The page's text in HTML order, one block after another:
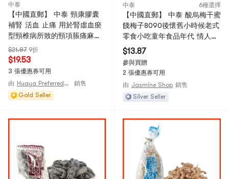
中泰
【中國直郵】 中泰 頸康膠囊
補腎 活血 止痛 用於腎虛血瘀
型頸椎病所致的頸項脹痛麻木
活動不利 頭暈耳鳴 0.23g*48
粒/盒
$21.87 9折
$19.53
3 張優惠券可用
由
Huaya Preferred@CHINA
銷售
Gold Seller
中泰 6種選擇
【中國直郵】 中泰 酸烏梅干蜜
餞梅子8090後懷舊小時候老式
零食小吃童年食品年代 情人梅
26g*10包
$13.87
參與買贈
2 張優惠券可用
由 Jasmine Shop 銷售
Silver Seller